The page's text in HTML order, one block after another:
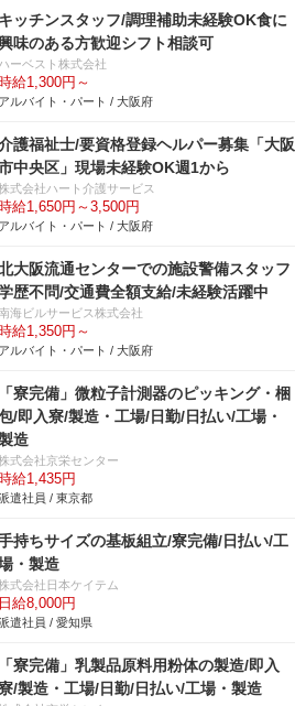
キッチンスタッフ/調理補助未経験OK食に
味のある方歓迎シフト相談可
ハーベスト株式会社
給1,300円～
アルバイト・パート / 大阪府
護福祉士/要資格登録ヘルパー募集「大阪
中央区」現場未経験OK週1から
式会社ハート介護サービス
給1,650円～3,500円
アルバイト・パート / 大阪府
大阪流通センターでの施設警備スタッフ
歴不問/交通費全額支給/未経験活躍中
海ビルサービス株式会社
給1,350円～
アルバイト・パート / 大阪府
「寮完備」微粒子計測器のピッキング・梱
/即入寮/製造・工場/日勤/日払い/工場・
造
式会社京栄センター
給1,435円
遣社員 / 東京都
持ちサイズの基板組立/寮完備/日払い/工
・製造
式会社日本ケイテム
日給8,000円
遣社員 / 愛知県
「寮完備」乳製品原料用粉体の製造/即入
/製造・工場/日勤/日払い/工場・製造